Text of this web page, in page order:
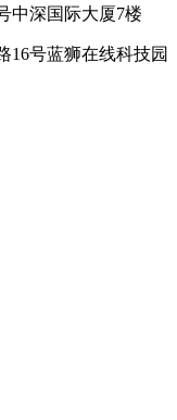
中深国际大厦7楼
16号蓝狮在线科技园